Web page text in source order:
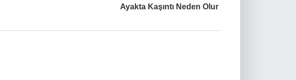
Ayakta Kaşıntı Neden Olur